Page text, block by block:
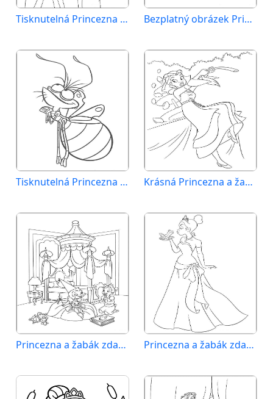
Tisknutelná Princezna a žabák pro děti Bezplatný obrázek Princezna a žabák
Tisknutelná Princezna a žabák zadarmo Krásná Princezna a žabák
Princezna a žabák zdarma pro děti Princezna a žabák zdarma